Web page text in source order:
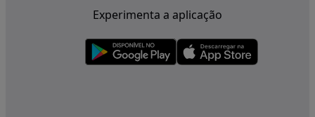
Experimenta a aplicação